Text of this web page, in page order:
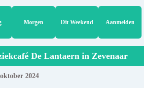
Morgen Dit Weekend Aanmelden
De Lantaern in Zevenaar
2024